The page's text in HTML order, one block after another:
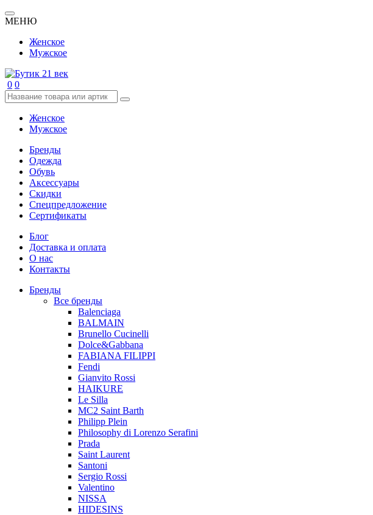
МЕНЮ
Женское
Мужское
0 0
Женское
Мужское
Бренды
Одежда
Обувь
Аксессуары
Скидки
Спецпредложение
Сертификаты
Блог
Доставка и оплата
О нас
Контакты
Бренды
Все бренды
Balenciaga
BALMAIN
Brunello Cucinelli
Dolce&Gabbana
FABIANA FILIPPI
Fendi
Gianvito Rossi
HAIKURE
Le Silla
MC2 Saint Barth
Philipp Plein
Philosophy di Lorenzo Serafini
Prada
Saint Laurent
Santoni
Sergio Rossi
Valentino
NISSA
HIDESINS